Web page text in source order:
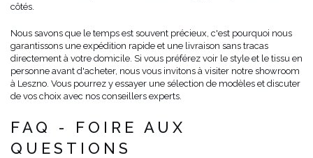
côtés.
Nous savons que le temps est souvent précieux, c'est pourquoi nous
garantissons une expédition rapide et une livraison sans tracas
directement à votre domicile. Si vous préférez voir le style et le tissu en
personne avant d'acheter, nous vous invitons à visiter notre showroom
à Leszno. Vous pourrez y essayer une sélection de modèles et discuter
de vos choix avec nos conseillers experts.
FAQ - FOIRE AUX
QUESTIONS